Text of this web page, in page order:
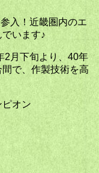
入！近畿圏内のエ
います♪
2月下旬より、40年
で、作製技術を高
ピオン